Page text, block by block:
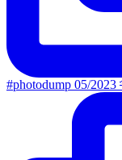
#photodump 05/2023